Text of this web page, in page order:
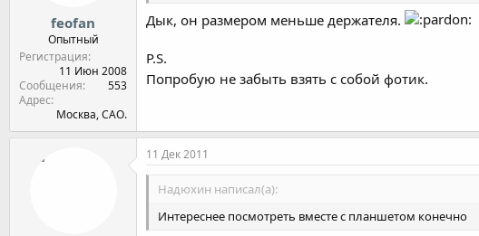
feofan
Опытный
Регистрация
11 Июн 2008
Сообщения
553
Адрес
Москва, САО.
Дык, он размером меньше держателя.
P.S.
Попробую не забыть взять с собой фотик.
11 Дек 2011
Надюхин написал(а):
Интереснее посмотреть вместе с планшетом конечно